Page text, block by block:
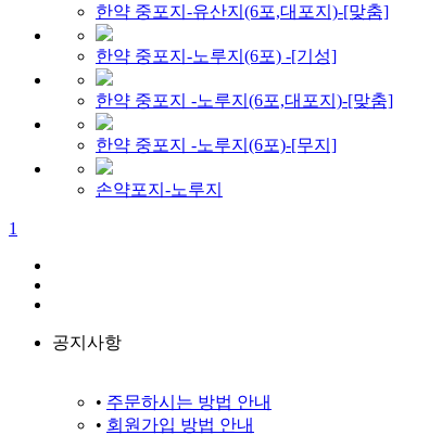
한약 중포지-유산지(6포,대포지)-[맞춤]
한약 중포지-노루지(6포) -[기성]
한약 중포지 -노루지(6포,대포지)-[맞춤]
한약 중포지 -노루지(6포)-[무지]
손약포지-노루지
1
공지사항
• 주문하시는 방법 안내
• 회원가입 방법 안내